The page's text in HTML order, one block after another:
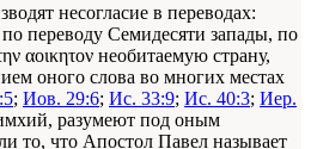
несогласие в переводах:
αοικητον необитаемую страну,
оного слова во многих местах
; Иов. 29:6; Ис. 33:9; Ис. 40:3; Иер.
разумеют под оным
то, что Апостол Павел называет